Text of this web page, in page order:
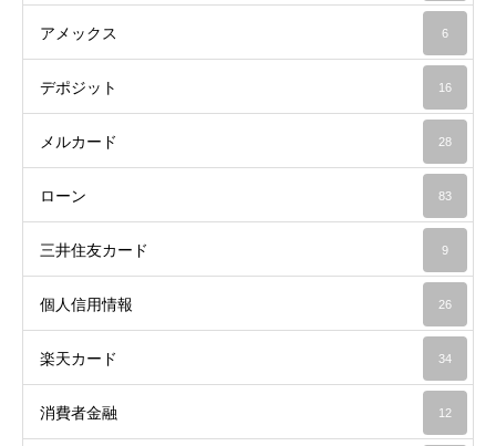
アメックス 6
デポジット 16
メルカード 28
ローン 83
三井住友カード 9
個人信用情報 26
楽天カード 34
消費者金融 12